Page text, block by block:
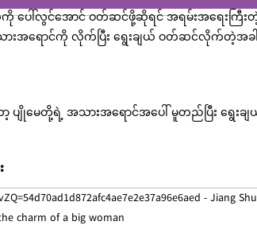
ေါ်လွင်အောင် ဝတ်ဆင်ဖို့ဆိုရင် အရမ်းအရေးကြီးတဲ့
အရောင်ကို လိုက်ပြီး ရွေးချယ် ဝတ်ဆင်လိုက်တဲ့အခါ
ာ့ ပျိုမေတို့ရဲ့ အသားအရောင်အပေါ် မူတည်ပြီး ရွေ